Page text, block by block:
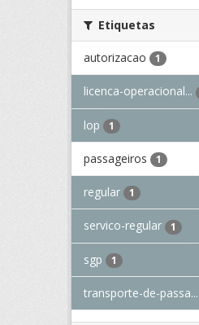
Etiquetas
autorizacao 1
licenca-operacional...
lop 1
passageiros 1
regular 1
servico-regular 1
sgp 1
transporte-de-passa...